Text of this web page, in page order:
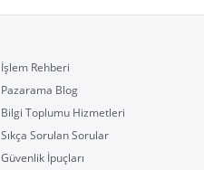
İşlem Rehberi
Pazarama Blog
Bilgi Toplumu Hizmetleri
Sıkça Sorulan Sorular
Güvenlik İpuçları